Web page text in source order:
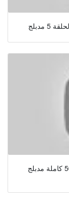
مسلسل وادي الذئاب الموسم الثاني الحلقة 50 كاملة مدبلج